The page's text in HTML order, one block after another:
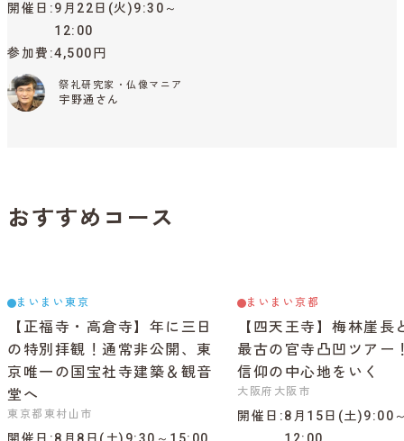
開催日
9月22日(火)9:30～
12:00
参加費 4,500円
祭礼研究家・仏像マニア
宇野通さん
おすすめコース
まいまい東京
【正福寺・高倉寺】年に三日
の特別拝観！通常非公開、東
京唯一の国宝社寺建築＆観音
堂へ
東京都東村山市
まいまい京都
【四天王寺】梅林崖長
最古の官寺凸凹ツアー
信仰の中心地をいく
大阪府大阪市
開催日
8月15日(土)9:00